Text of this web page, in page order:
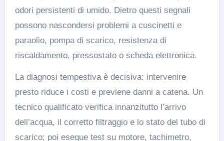
odori persistenti di umido. Dietro questi segnali
possono nascondersi problemi a cuscinetti e
paraolio, pompa di scarico, resistenza di
riscaldamento, pressostato o scheda elettronica.
La diagnosi tempestiva è decisiva: intervenire
presto riduce i costi e previene danni a catena. Un
tecnico qualificato verifica innanzitutto l’arrivo
dell’acqua, il corretto filtraggio e lo stato del tubo di
scarico; poi esegue test su motore, tachimetro,